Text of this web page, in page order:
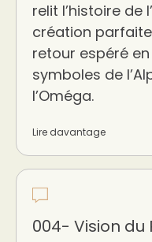
relit l’histoire de
création
retour espéré
symboles de
l’Oméga.
Lire davantage
004- Vision du